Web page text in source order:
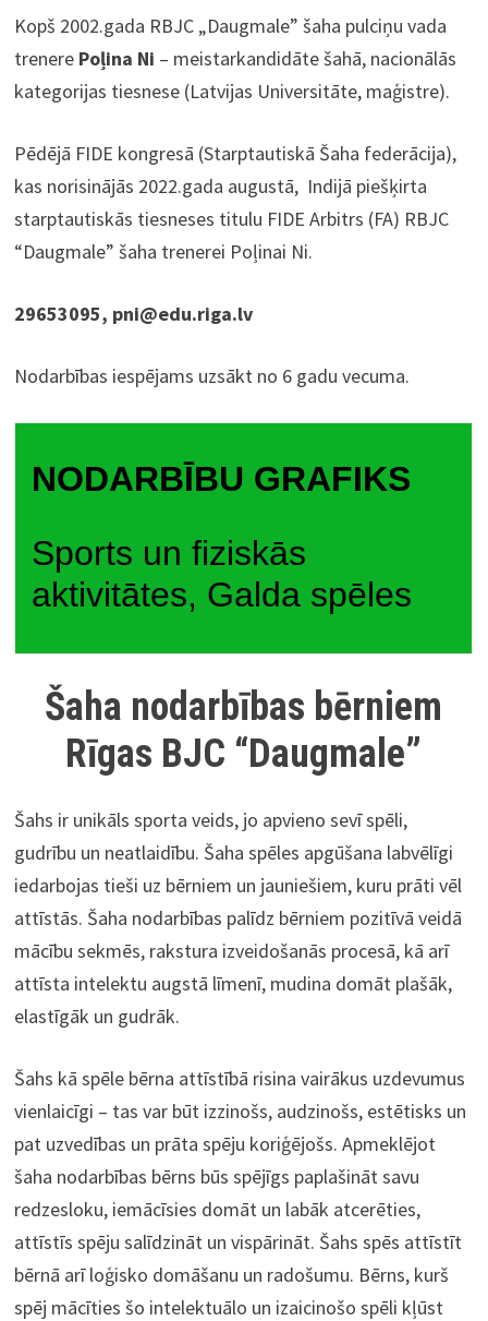
Kopš 2002.gada RBJC „Daugmale” šaha pulciņu vada
trenere Poļina Ni – meistarkandidāte šahā, nacionālās
kategorijas tiesnese (Latvijas Universitāte, maģistre).
Pēdējā FIDE kongresā (Starptautiskā Šaha federācija),
kas norisinājās 2022.gada augustā, Indijā piešķirta
starptautiskās tiesneses titulu FIDE Arbitrs (FA) RBJC
“Daugmale” šaha trenerei Poļinai Ni.
29653095, pni@edu.riga.lv
Nodarbības iespējams uzsākt no 6 gadu vecuma.
NODARBĪBU GRAFIKS
Sports un fiziskās
aktivitātes, Galda spēles
Šaha nodarbības bērniem
Rīgas BJC “Daugmale”
Šahs ir unikāls sporta veids, jo apvieno sevī spēli,
gudrību un neatlaidību. Šaha spēles apgūšana labvēlīgi
iedarbojas tieši uz bērniem un jauniešiem, kuru prāti vēl
attīstās. Šaha nodarbības palīdz bērniem pozitīvā veidā
mācību sekmēs, rakstura izveidošanās procesā, kā arī
attīsta intelektu augstā līmenī, mudina domāt plašāk,
elastīgāk un gudrāk.
Šahs kā spēle bērna attīstībā risina vairākus uzdevumus
vienlaicīgi – tas var būt izzinošs, audzinošs, estētisks un
pat uzvedības un prāta spēju koriģējošs. Apmeklējot
šaha nodarbības bērns būs spējīgs paplašināt savu
redzesloku, iemācīsies domāt un labāk atcerēties,
attīstīs spēju salīdzināt un vispārināt. Šahs spēs attīstīt
bērnā arī loģisko domāšanu un radošumu. Bērns, kurš
spēj mācīties šo intelektuālo un izaicinošo spēli kļūst